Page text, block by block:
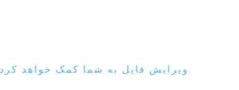
ویرایش فایل به شما کمک خواهد کرد